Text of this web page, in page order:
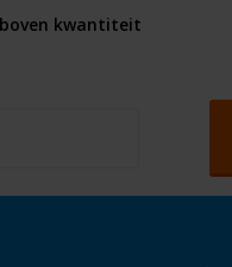
kwantiteit